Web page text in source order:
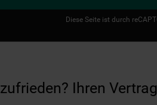
Diese Seite ist durch
Ihren